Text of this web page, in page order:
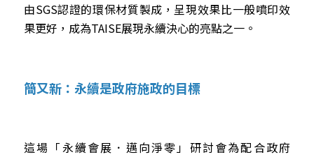
由SGS認證的環保材質製成，呈現效果比一般噴印效
果更好，成為TAISE展現永續決心的亮點之一。
簡又新：永續是政府施政的目標
這場「永續會展．邁向淨零」研討會為配合政府